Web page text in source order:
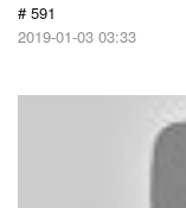
# 591
2019-01-03 03:33